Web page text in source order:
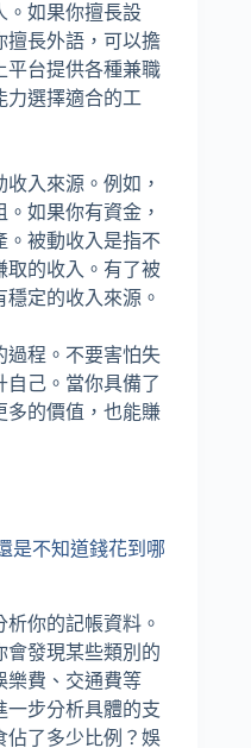
。如果你擅長設
擅長外語，可以擔
平台提供各種兼職
力選擇適合的工
入來源。例如，
如果你有資金，
。被動收入是指不
取的收入。有了被
定的收入來源。
過程。不要害怕失
自己。當你具備了
多的價值，也能賺
是不知道錢花到哪
你的記帳資料。
會發現某些類別的
樂費、交通費等
一步分析具體的支
佔了多少比例？娛